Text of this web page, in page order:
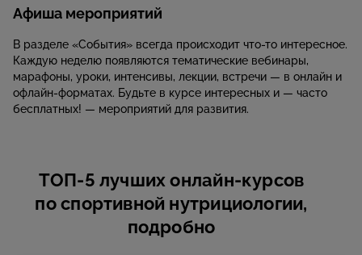
Афиша мероприятий
В разделе «События» всегда происходит что-то интересное.
Каждую неделю появляются тематические вебинары,
марафоны, уроки, интенсивы, лекции, встречи — в онлайн и
офлайн-форматах. Будьте в курсе интересных и — часто
бесплатных! — мероприятий для развития.
ТОП-5 лучших онлайн-курсов
по спортивной нутрициологии,
подробно